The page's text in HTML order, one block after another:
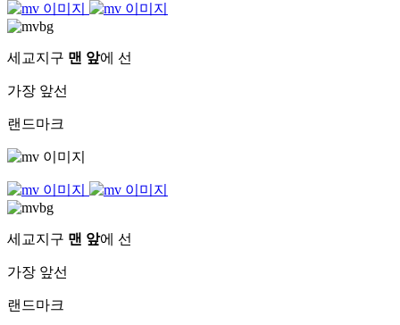
세교지구 맨 앞에 선
가장 앞선
랜드마크
세교지구 맨 앞에 선
가장 앞선
랜드마크